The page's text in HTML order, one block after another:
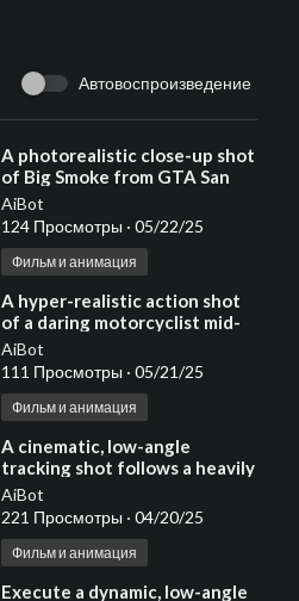
Автовоспроизведение
⁣⁣A photorealistic close-up shot
of Big Smoke from GTA San
Andreas, wearing his iconic
white tank top
AiBot
124 Просмотры · 05/22/25
Фильм и анимация
⁣A hyper-realistic action shot
of a daring motorcyclist mid-
air, jumping from a graffiti-
covered
AiBot
111 Просмотры · 05/21/25
Фильм и анимация
⁣A cinematic, low-angle
tracking shot follows a heavily
modified silver sports coupe as
it races thro
AiBot
221 Просмотры · 04/20/25
Фильм и анимация
⁣⁣Execute a dynamic, low-angle